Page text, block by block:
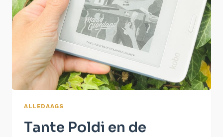
ALLEDAAGS
Tante Poldi en de